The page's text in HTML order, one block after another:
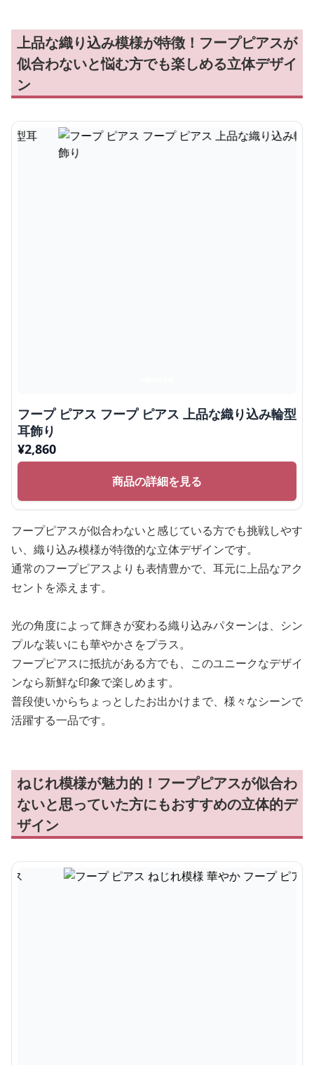
上品な織り込み模様が特徴！フープピアスが
似合わないと悩む方でも楽しめる立体デザイ
ン
フープ ピアス フープ ピアス 上品な織り込み輪型
耳飾り
¥2,860
商品の詳細を見る
フープピアスが似合わないと感じている方でも挑戦しやす
い、織り込み模様が特徴的な立体デザインです。
通常のフープピアスよりも表情豊かで、耳元に上品なアク
セントを添えます。
光の角度によって輝きが変わる織り込みパターンは、シン
プルな装いにも華やかさをプラス。
フープピアスに抵抗がある方でも、このユニークなデザイ
ンなら新鮮な印象で楽しめます。
普段使いからちょっとしたお出かけまで、様々なシーンで
活躍する一品です。
ねじれ模様が魅力的！フープピアスが似合わ
ないと思っていた方にもおすすめの立体的デ
ザイン